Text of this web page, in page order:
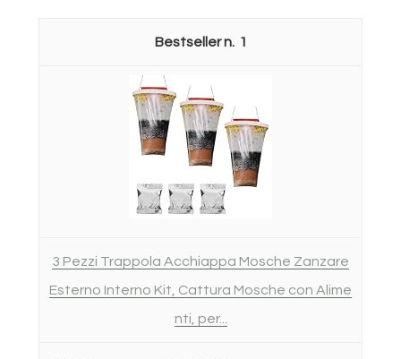
1
3 Pezzi Trappola Acchiappa Mosche Zanzare
Esterno Interno Kit, Cattura Mosche con Alime
nti, per...